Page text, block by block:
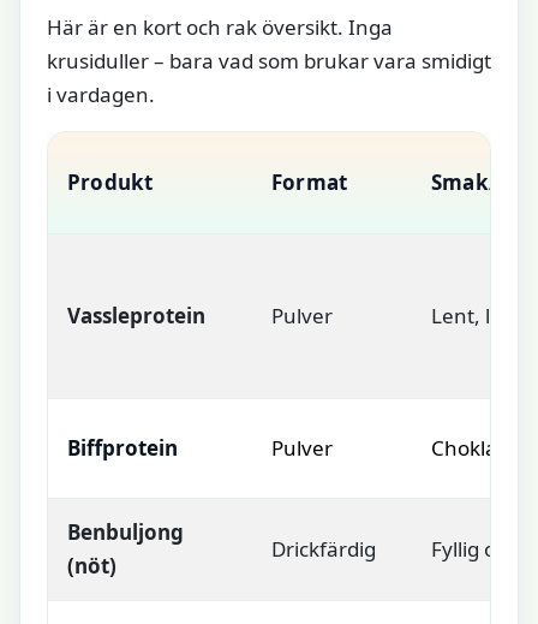
Här är en kort och rak översikt. Inga
krusiduller – bara vad som brukar vara smidigt
i vardagen.
Produkt Format Smak/
Vassleprotein Pulver Lent,
Biffprotein Pulver
Benbuljong
(nöt)
Drickfärdig Fyllig och